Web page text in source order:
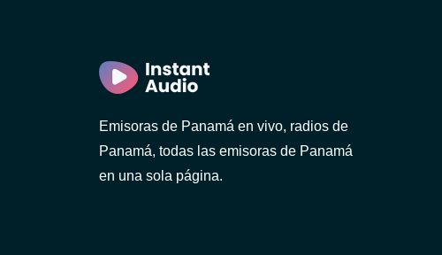
Emisoras de Panamá en vivo, radios de
Panamá, todas las emisoras de Panamá
en una sola página.